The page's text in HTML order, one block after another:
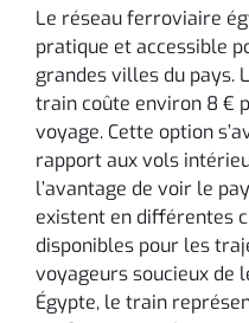
Le réseau ferroviaire
pratique et accessible
grandes villes du pays.
train coûte environ 8 €
voyage. Cette option
rapport aux vols
l’avantage de voir le
existent en différentes
disponibles pour les
voyageurs soucieux de
Égypte, le train